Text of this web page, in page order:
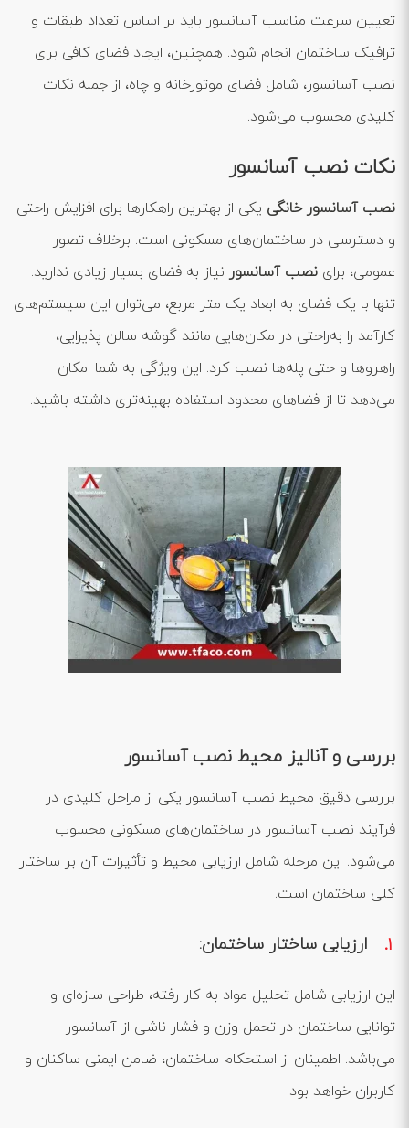
تعیین سرعت مناسب آسانسور باید بر اساس تعداد طبقات و
ترافیک ساختمان انجام شود. همچنین، ایجاد فضای کافی برای
نصب آسانسور، شامل فضای موتورخانه و چاه، از جمله نکات
کلیدی محسوب می‌شود.
نکات نصب آسانسور
نصب آسانسور خانگی یکی از بهترین راهکارها برای افزایش راحتی
و دسترسی در ساختمان‌های مسکونی است. برخلاف تصور
عمومی، برای نصب آسانسور نیاز به فضای بسیار زیادی ندارید.
تنها با یک فضای به ابعاد یک متر مربع، می‌توان این سیستم‌های
کارآمد را به‌راحتی در مکان‌هایی مانند گوشه سالن پذیرایی،
راهروها و حتی پله‌ها نصب کرد. این ویژگی به شما امکان
می‌دهد تا از فضاهای محدود استفاده بهینه‌تری داشته باشید.
بررسی و آنالیز محیط نصب آسانسور
بررسی دقیق محیط نصب آسانسور یکی از مراحل کلیدی در
فرآیند نصب آسانسور در ساختمان‌های مسکونی محسوب
می‌شود. این مرحله شامل ارزیابی محیط و تأثیرات آن بر ساختار
کلی ساختمان است.
ارزیابی ساختار ساختمان:
این ارزیابی شامل تحلیل مواد به کار رفته، طراحی سازه‌ای و
توانایی ساختمان در تحمل وزن و فشار ناشی از آسانسور
می‌باشد. اطمینان از استحکام ساختمان، ضامن ایمنی ساکنان و
کاربران خواهد بود.